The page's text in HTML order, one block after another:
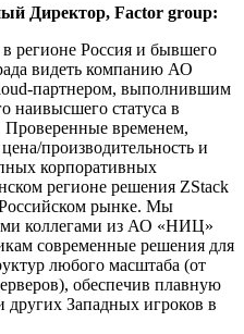
Директор, Factor group:
регионе Россия и бывшего
видеть компанию АО
партнером, выполнившим
наивысшего статуса в
Проверенные временем,
производительность и
корпоративных
регионе решения ZStack
Российском рынке. Мы
коллегами из АО «НИЦ»
современные решения для
любого масштаба (от
обеспечив плавную
Западных игроков в